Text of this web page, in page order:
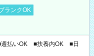
ランクOK
払いOK ■扶養内OK ■日